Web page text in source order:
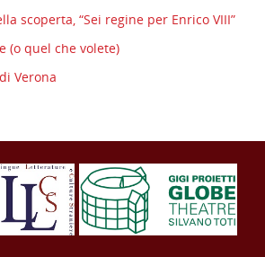
scoperta, “Sei regine per Enrico VIII”
(o quel che volete)
Verona